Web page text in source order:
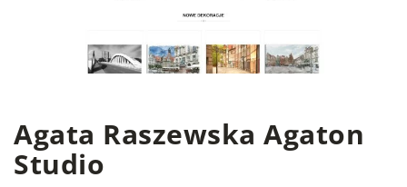
Agata Raszewska Agaton
Studio